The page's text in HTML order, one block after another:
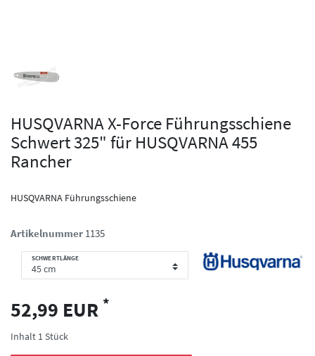
HUSQVARNA X-Force Führungsschiene
Schwert 325" für HUSQVARNA 455
Rancher
HUSQVARNA Führungsschiene
Artikelnummer 1135
SCHWERTLÄNGE
52,99 EUR *
Inhalt 1Stück